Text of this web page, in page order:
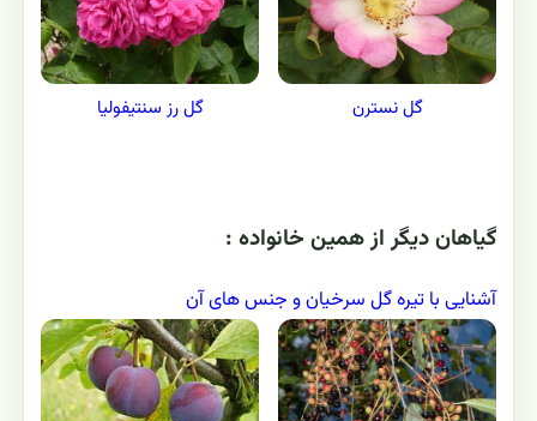
گل نسترن گل رز سنتیفولیا
گياهان ديگر از همين خانواده :
آشنایی با تیره گل سرخیان و جنس های آن